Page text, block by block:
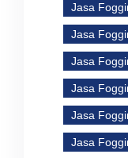
Jasa
Jasa
Jasa
Jasa
Jasa
Jasa